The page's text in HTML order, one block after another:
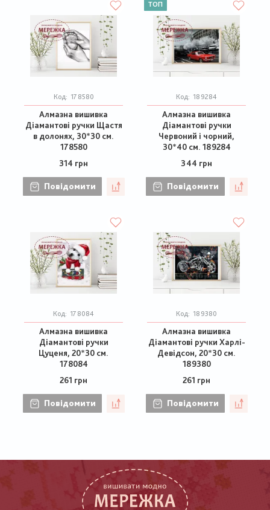
Код: 178580
Алмазна вишивка
Діамантові ручки Щастя
в долонях, 30*30 см.
178580
314 грн
Повідомити
ТОП
Код: 189284
Алмазна вишивка
Діамантові ручки
Червоний і чорний,
30*40 см. 189284
344 грн
Повідомити
Код: 178084
Алмазна вишивка
Діамантові ручки
Цуценя, 20*30 см.
178084
261 грн
Повідомити
Код: 189380
Алмазна вишивка
Діамантові ручки Харлі-
Девідсон, 20*30 см.
189380
261 грн
Повідомити